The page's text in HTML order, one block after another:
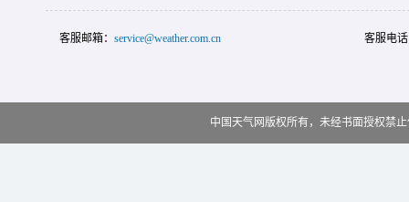
客服邮箱： service@weather.com.cn 客服电
中国天气网版权所有，未经书面授权